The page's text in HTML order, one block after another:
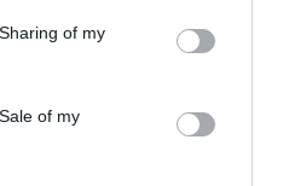
behaviour. You may click to
and its third-party tags to
purposes in below Google
of my
of my
«ΕΚΚΛΗΣΙΑΖΟΥΣΕΣ |